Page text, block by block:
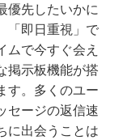
優先したいかに
「即日重視」で
ムで今すぐ会え
掲示板機能が搭
す。多くのユー
セージの返信速
に出会うことは